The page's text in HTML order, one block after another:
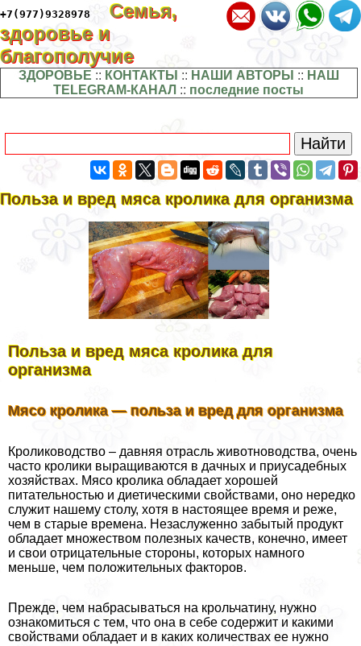
+7(977)9328978
Семья,
здоровье и
благополучие
ЗДОРОВЬЕ :: КОНТАКТЫ :: НАШИ АВТОРЫ :: НАШ
TELEGRAM-КАНАЛ :: последние посты
Польза и вред мяса кролика для организма
Польза и вред мяса кролика для
организма
Мясо кролика — польза и вред для организма
Кролиководство – давняя отрасль животноводства, очень
часто кролики выращиваются в дачных и приусадебных
хозяйствах. Мясо кролика обладает хорошей
питательностью и диетическими свойствами, оно нередко
служит нашему столу, хотя в настоящее время и реже,
чем в старые времена. Незаслуженно забытый продукт
обладает множеством полезных качеств, конечно, имеет
и свои отрицательные стороны, которых намного
меньше, чем положительных факторов.
Прежде, чем набрасываться на крольчатину, нужно
ознакомиться с тем, что она в себе содержит и какими
свойствами обладает и в каких количествах ее нужно